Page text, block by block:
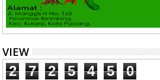
VIEW
2 7 2 5 4 5 0